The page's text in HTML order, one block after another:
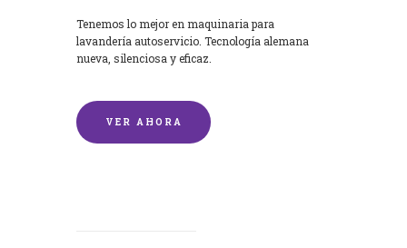
Tenemos lo mejor en maquinaria para
lavandería autoservicio. Tecnología alemana
nueva, silenciosa y eficaz.
VER AHORA